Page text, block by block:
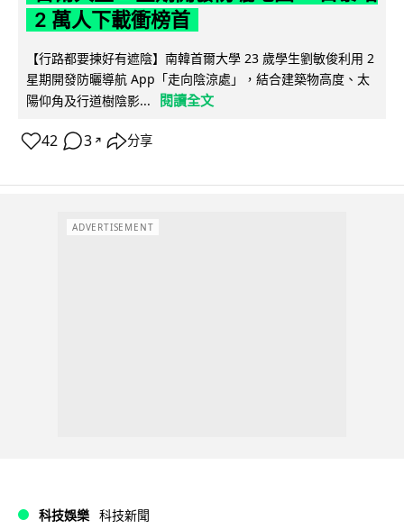
2 萬人下載衝榜首
【行路都要揀好有遮陰】南韓首爾大學 23 歲學生劉敏俊利用 2
星期開發防曬導航 App「走向陰涼處」，結合建築物高度、太
陽仰角及行道樹陰影...
閱讀全文
42 3 ↗ 分享
ADVERTISEMENT
科技娛樂 科技新聞